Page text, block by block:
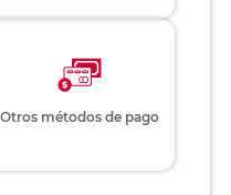
Otros métodos de pago